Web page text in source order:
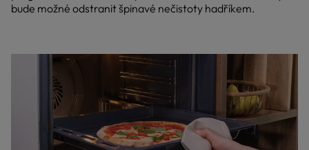
bude možné odstranit špinavé nečistoty hadříkem.